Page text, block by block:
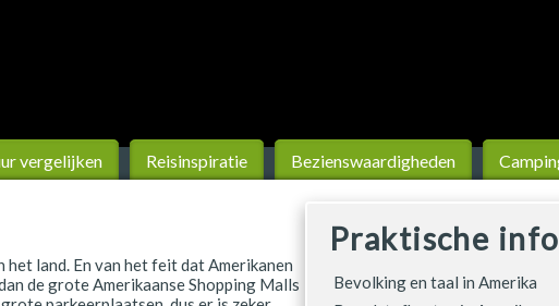
vergelijken Reis­inspiratie Beziens­waardigheden
land. En van het feit dat Amerikanen
de grote Amerikaanse Shopping Malls
Praktische info
Bevolking en taal in Amerika